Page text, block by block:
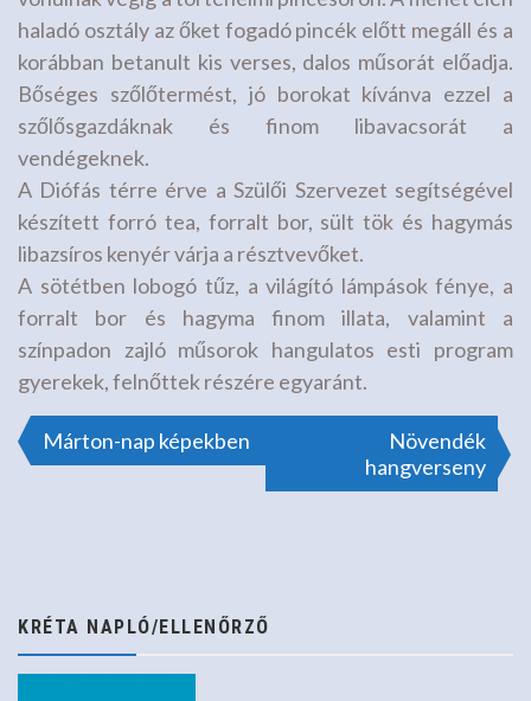
haladó osztály az őket fogadó pincék előtt megáll és a
korábban betanult kis verses, dalos műsorát előadja.
Bőséges szőlőtermést, jó borokat kívánva ezzel a
szőlősgazdáknak és finom libavacsorát a
vendégeknek.
A Diófás térre érve a Szülői Szervezet segítségével
készített forró tea, forralt bor, sült tök és hagymás
libazsíros kenyér várja a résztvevőket.
A sötétben lobogó tűz, a világító lámpások fénye, a
forralt bor és hagyma finom illata, valamint a
színpadon zajló műsorok hangulatos esti program
gyerekek, felnőttek részére egyaránt.
Bejegyzés
Márton-nap képekben
Növendék
hangverseny
KRÉTA NAPLÓ/ELLENŐRZŐ